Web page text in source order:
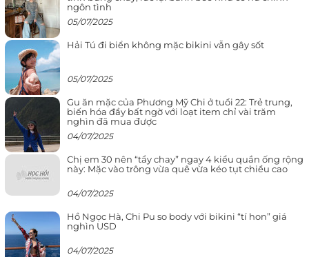
ngôn tình
05/07/2025
Hải Tú đi biển không mặc bikini vẫn gây sốt
05/07/2025
Gu ăn mặc của Phương Mỹ Chi ở tuổi 22: Trẻ trung,
biến hóa đầy bất ngờ với loạt item chỉ vài trăm
nghìn đã mua được
04/07/2025
Chị em 30 nên “tẩy chay” ngay 4 kiểu quần ống rộng
này: Mặc vào trông vừa quê vừa kéo tụt chiều cao
04/07/2025
Hồ Ngọc Hà, Chi Pu so body với bikini “tí hon” giá
nghìn USD
04/07/2025